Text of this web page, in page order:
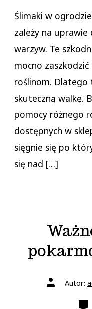
Ślimaki w
zależy na
warzyw. Te
mocno
roślinom. Dlatego
skuteczną walkę.
pomocy różnego
dostępnych w
sięgnie się po
się nad […]
Autor
wpisuAutor: